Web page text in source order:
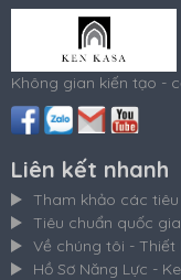
Không gian kiến tạo -
Liên kết nhanh
Tham khảo các
Tiêu chuẩn quốc
Về chúng tôi - Thiết
Hồ Sơ Năng Lực -